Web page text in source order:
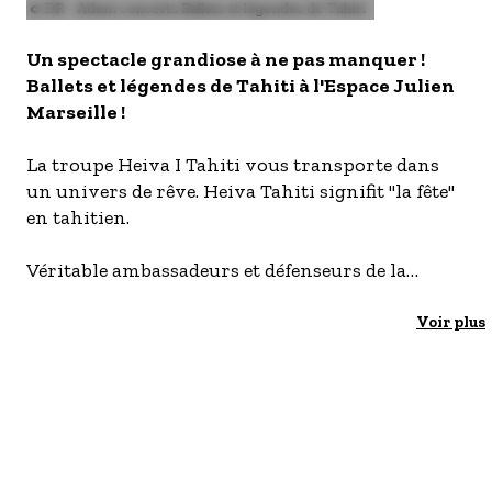
Image
© DR - Adam concerts Ballets et légendes de Tahiti
Un spectacle grandiose à ne pas manquer !
Ballets et légendes de Tahiti à l'Espace Julien
Marseille !
La troupe Heiva I Tahiti vous transporte dans
un univers de rêve. Heiva Tahiti signifit "la fête"
en tahitien.
Véritable ambassadeurs et défenseurs de la
sillonnent le monde pour vous faire partagerVoir plus